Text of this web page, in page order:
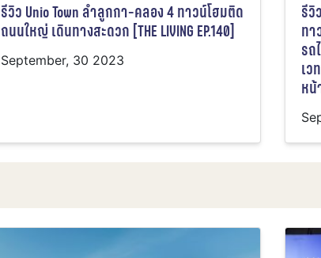
รีวิว Unio Town ลำลูกกา-คลอง 4 ทาวน์โฮมติด
ถนนใหญ่ เดินทางสะดวก [THE LIVING EP.140]
September, 30 2023
รีวิ
ทา
รถ
เว
หน้